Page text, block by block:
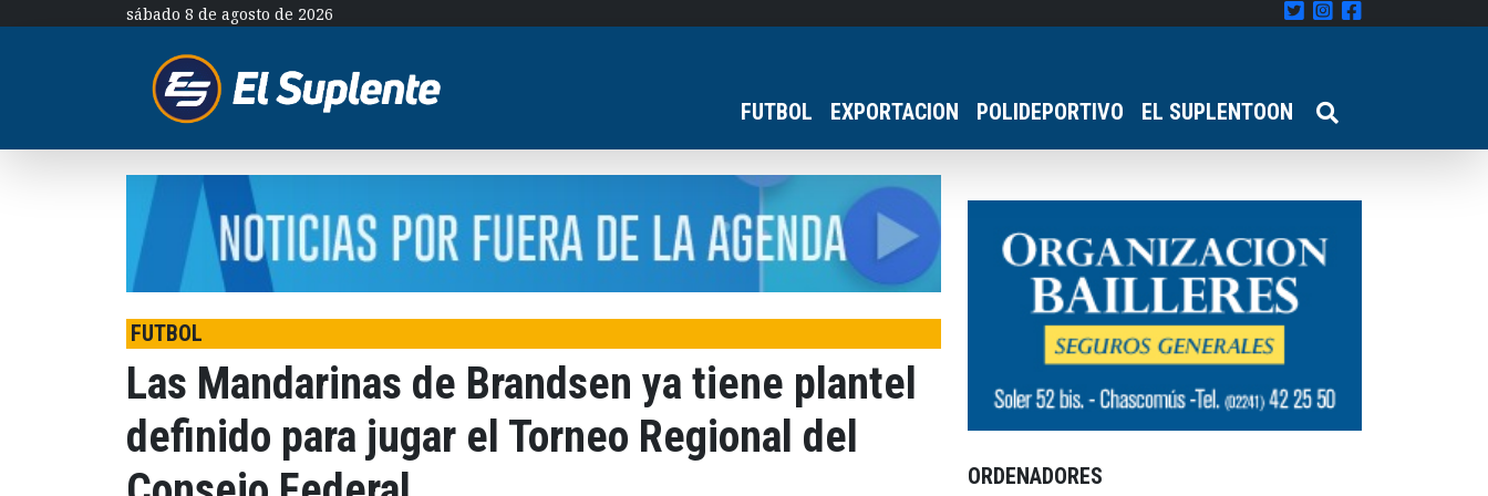
sábado 8 de agosto de 2026
FUTBOL EXPORTACION POLIDEPORTIVO EL SUPLENTOON
FUTBOL
Las Mandarinas de Brandsen ya tiene plantel
definido para jugar el Torneo Regional del
ORDENADORES